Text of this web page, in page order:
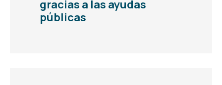
gracias a las ayudas
públicas